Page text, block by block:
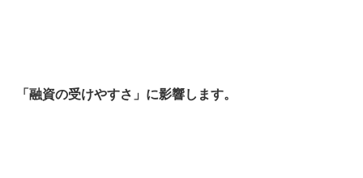
「融資の受けやすさ」に影響します。